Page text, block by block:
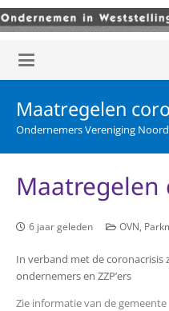
Maatregelen
Ondernemers Vereniging
Maatregelen
6 jaar geleden OVN
In verband met de
ondernemers en ZZP’ers
Zie informatie van de gemeente